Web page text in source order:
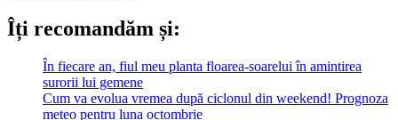
Îți recomandăm și:
În fiecare an, fiul meu planta floarea-soarelui în amintirea
surorii lui gemene
Cum va evolua vremea după ciclonul din weekend! Prognoza
meteo pentru luna octombrie